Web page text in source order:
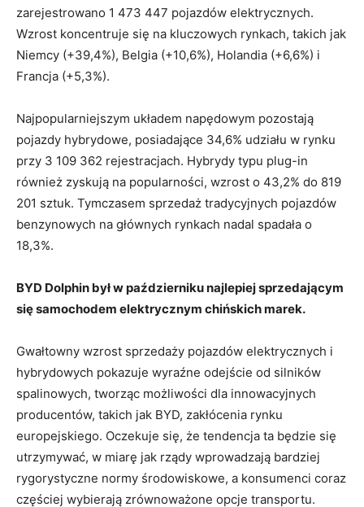
zarejestrowano 1 473 447 pojazdów elektrycznych.
Wzrost koncentruje się na kluczowych rynkach, takich jak
Niemcy (+39,4%), Belgia (+10,6%), Holandia (+6,6%) i
Francja (+5,3%).
Najpopularniejszym układem napędowym pozostają
pojazdy hybrydowe, posiadające 34,6% udziału w rynku
przy 3 109 362 rejestracjach. Hybrydy typu plug-in
również zyskują na popularności, wzrost o 43,2% do 819
201 sztuk. Tymczasem sprzedaż tradycyjnych pojazdów
benzynowych na głównych rynkach nadal spadała o
18,3%.
BYD Dolphin był w październiku najlepiej sprzedającym
się samochodem elektrycznym chińskich marek.
Gwałtowny wzrost sprzedaży pojazdów elektrycznych i
hybrydowych pokazuje wyraźne odejście od silników
spalinowych, tworząc możliwości dla innowacyjnych
producentów, takich jak BYD, zakłócenia rynku
europejskiego. Oczekuje się, że tendencja ta będzie się
utrzymywać, w miarę jak rządy wprowadzają bardziej
rygorystyczne normy środowiskowe, a konsumenci coraz
częściej wybierają zrównoważone opcje transportu.